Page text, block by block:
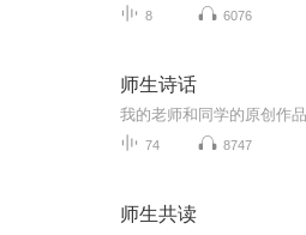
8 6076
师生诗话
我的老师和同学的原创作品
74 8747
师生共读